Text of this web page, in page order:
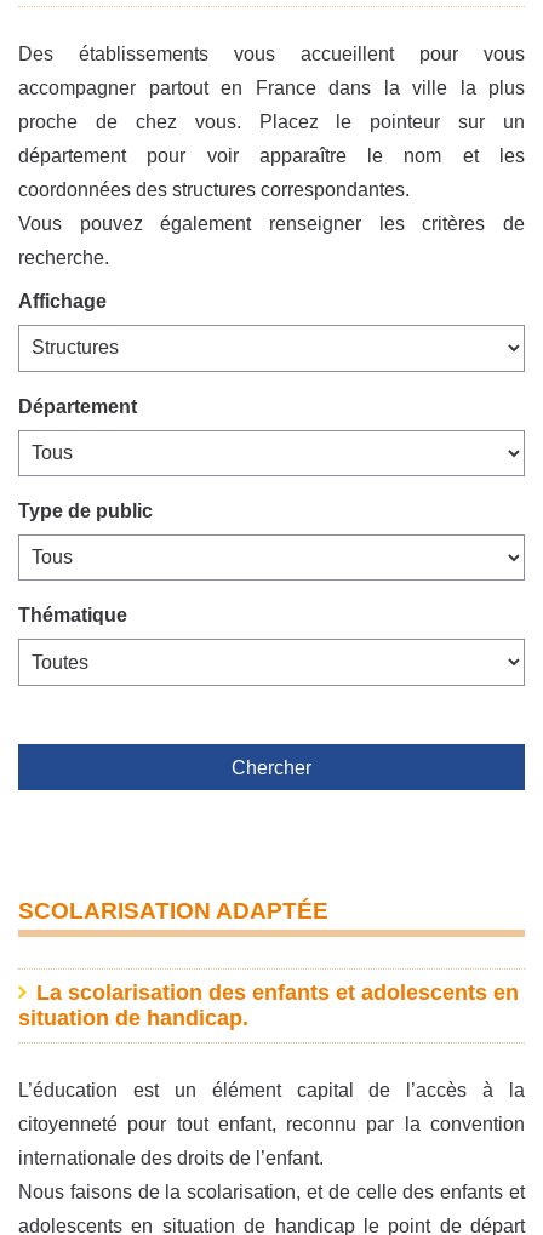
Des établissements vous accueillent pour vous
accompagner partout en France dans la ville la plus
proche de chez vous. Placez le pointeur sur un
département pour voir apparaître le nom et les
coordonnées des structures correspondantes.
Vous pouvez également renseigner les critères de
recherche.
Affichage
Département
Type de public
Thématique
Chercher
SCOLARISATION ADAPTÉE
La scolarisation des enfants et adolescents en
situation de handicap.
L’éducation est un élément capital de l’accès à la
citoyenneté pour tout enfant, reconnu par la convention
internationale des droits de l’enfant.
Nous faisons de la scolarisation, et de celle des enfants et
adolescents en situation de handicap le point de départ